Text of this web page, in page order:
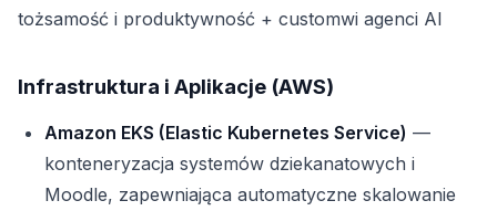
tożsamość i produktywność + customwi agenci AI
Infrastruktura i Aplikacje (AWS)
Amazon EKS (Elastic Kubernetes Service) —
konteneryzacja systemów dziekanatowych i
Moodle, zapewniająca automatyczne skalowanie